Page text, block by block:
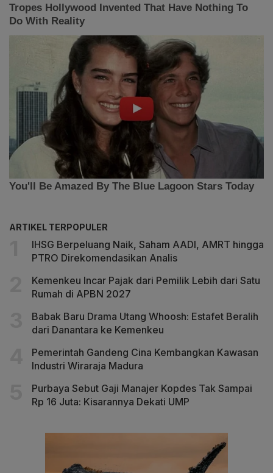
ARTIKEL TERPOPULER
IHSG Berpeluang Naik, Saham AADI, AMRT hingga
PTRO Direkomendasikan Analis
Kemenkeu Incar Pajak dari Pemilik Lebih dari Satu
Rumah di APBN 2027
Babak Baru Drama Utang Whoosh: Estafet Beralih
dari Danantara ke Kemenkeu
Pemerintah Gandeng Cina Kembangkan Kawasan
Industri Wiraraja Madura
Purbaya Sebut Gaji Manajer Kopdes Tak Sampai
Rp 16 Juta: Kisarannya Dekati UMP